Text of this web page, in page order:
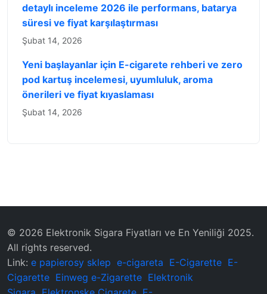
detaylı inceleme 2026 ile performans, batarya
süresi ve fiyat karşılaştırması
Şubat 14, 2026
Yeni başlayanlar için E-cigarete rehberi ve zero
pod kartuş incelemesi, uyumluluk, aroma
önerileri ve fiyat kıyaslaması
Şubat 14, 2026
© 2026 Elektronik Sigara Fiyatları ve En Yeniliği 2025.
All rights reserved.
Link: e papierosy sklep e-cigareta E-Cigarette E-
Cigarette Einweg e-Zigarette Elektronik